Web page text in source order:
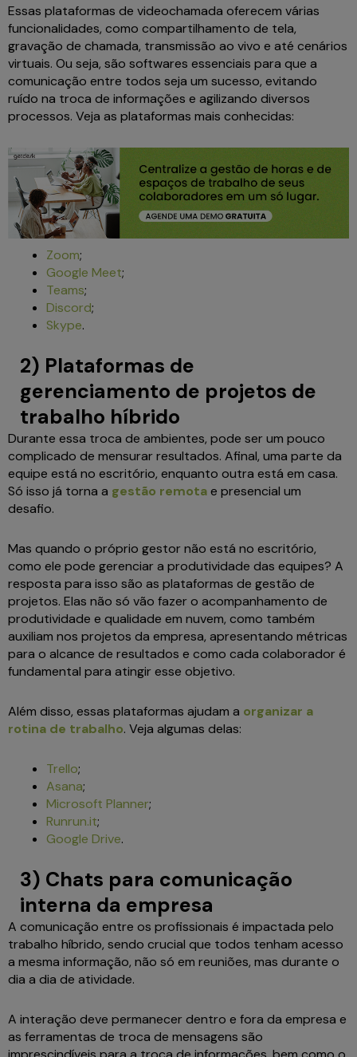
Essas plataformas de videochamada oferecem várias
funcionalidades, como compartilhamento de tela,
gravação de chamada, transmissão ao vivo e até cenários
virtuais. Ou seja, são softwares essenciais para que a
comunicação entre todos seja um sucesso, evitando
ruído na troca de informações e agilizando diversos
processos. Veja as plataformas mais conhecidas:
Zoom;
Google Meet;
Teams;
Discord;
Skype.
2) Plataformas de
gerenciamento de projetos de
trabalho híbrido
Durante essa troca de ambientes, pode ser um pouco
complicado de mensurar resultados. Afinal, uma parte da
equipe está no escritório, enquanto outra está em casa.
Só isso já torna a gestão remotae presencial um
desafio.
Mas quando o próprio gestor não está no escritório,
como ele pode gerenciar a produtividade das equipes? A
resposta para isso são as plataformas de gestão de
projetos. Elas não só vão fazer o acompanhamento de
produtividade e qualidade em nuvem, como também
auxiliam nos projetos da empresa, apresentando métricas
para o alcance de resultados e como cada colaborador é
fundamental para atingir esse objetivo.
Além disso, essas plataformas ajudam a organizar a
rotina de trabalho. Veja algumas delas:
Trello;
Asana;
Microsoft Planner;
Runrun.it;
Google Drive.
3) Chats para comunicação
interna da empresa
A comunicação entre os profissionais é impactada pelo
trabalho híbrido, sendo crucial que todos tenham acesso
a mesma informação, não só em reuniões, mas durante o
dia a dia de atividade.
A interação deve permanecer dentro e fora da empresa e
as ferramentas de troca de mensagens são